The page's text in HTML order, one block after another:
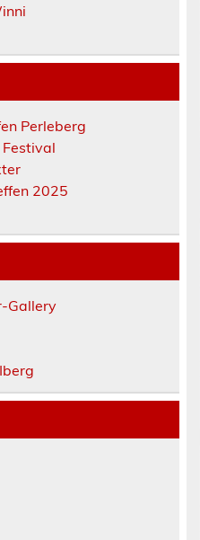
Perleberg
2025
Gallery